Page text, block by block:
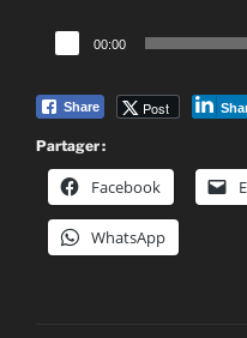
Lecteur
audio
00:00
Share Post
Partager :
Facebook
WhatsApp